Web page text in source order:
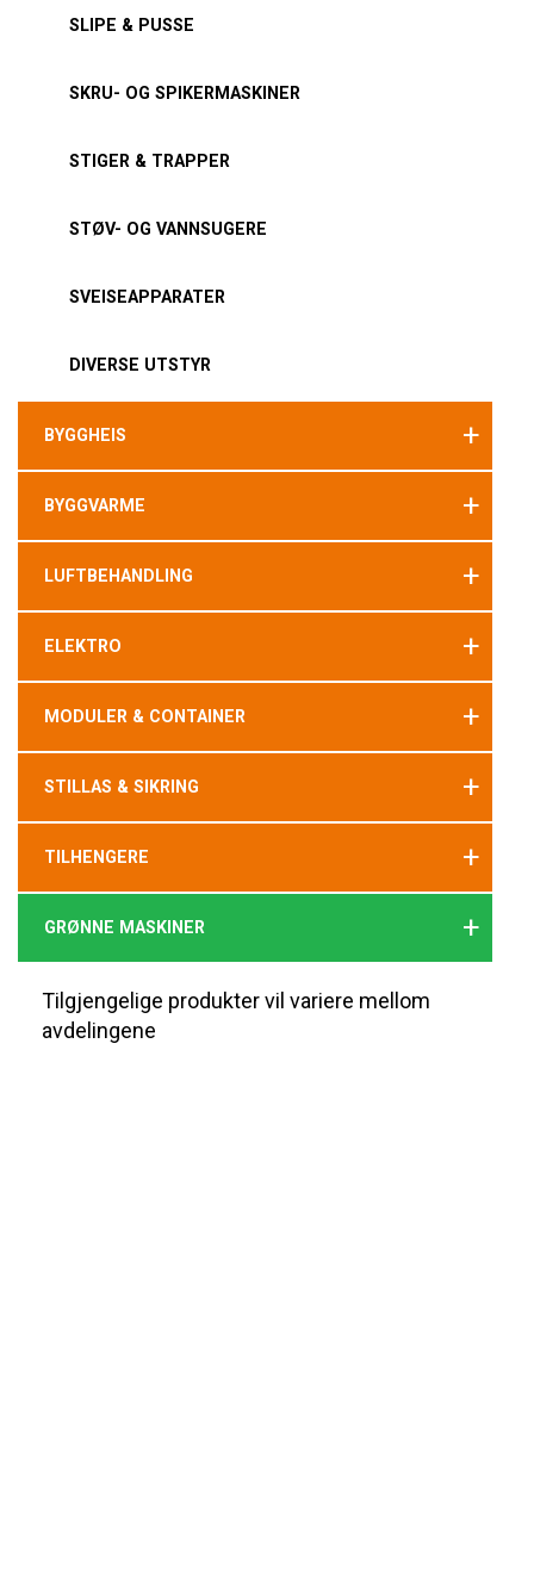
SLIPE & PUSSE
SKRU- OG SPIKERMASKINER
STIGER & TRAPPER
STØV- OG VANNSUGERE
SVEISEAPPARATER
DIVERSE UTSTYR
BYGGHEIS +
BYGGVARME +
LUFTBEHANDLING +
ELEKTRO +
MODULER & CONTAINER +
STILLAS & SIKRING +
TILHENGERE +
GRØNNE MASKINER +
Tilgjengelige produkter vil variere mellom
avdelingene